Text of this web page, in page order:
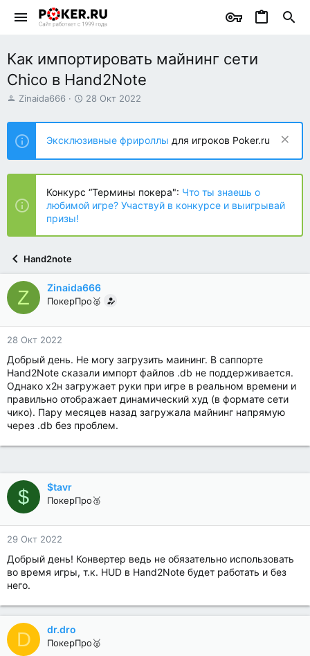
Как импортировать майнинг сети
Chico в Hand2Note
А
т
о
р
т
е
ы
Zinaida666
Д
т
н
а
ч
а
28 Окт 2022
Эксклюзивные фрироллы для игроков Poker.ru
Конкурс “Термины покера": Что ты знаешь о
любимой игре? Участвуй в конкурсе и выигрывай
призы!
Hand2note
Z Zinaida666
ПокерПро🥈
28 Окт 2022
Добрый день. Не могу загрузить маининг. В саппорте
Hand2Note сказали импорт файлов .db не поддерживается.
Однако х2н загружает руки при игре в реальном времени и
правильно отображает динамический худ (в формате сети
чико). Пару месяцев назад загружала майнинг напрямую
через .db без проблем.
$ $tavr
ПокерПро🥉
29 Окт 2022
Добрый день! Конвертер ведь не обязательно использовать
во время игры, т.к. HUD в Hand2Note будет работать и без
него.
D dr.dro
ПокерПро🥈